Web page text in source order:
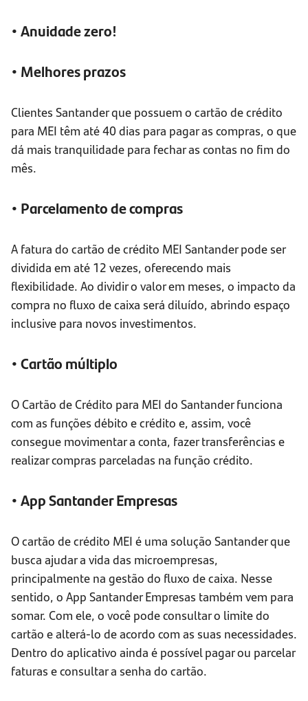
• Anuidade zero!
• Melhores prazos
Clientes Santander que possuem o cartão de crédito
para MEI têm até 40 dias para pagar as compras, o que
dá mais tranquilidade para fechar as contas no fim do
mês.
• Parcelamento de compras
A fatura do cartão de crédito MEI Santander pode ser
dividida em até 12 vezes, oferecendo mais
flexibilidade. Ao dividir o valor em meses, o impacto da
compra no fluxo de caixa será diluído, abrindo espaço
inclusive para novos investimentos.
• Cartão múltiplo
O Cartão de Crédito para MEI do Santander funciona
com as funções débito e crédito e, assim, você
consegue movimentar a conta, fazer transferências e
realizar compras parceladas na função crédito.
• App Santander Empresas
O cartão de crédito MEI é uma solução Santander que
busca ajudar a vida das microempresas,
principalmente na gestão do fluxo de caixa. Nesse
sentido, o App Santander Empresas também vem para
somar. Com ele, o você pode consultar o limite do
cartão e alterá-lo de acordo com as suas necessidades.
Dentro do aplicativo ainda é possível pagar ou parcelar
faturas e consultar a senha do cartão.